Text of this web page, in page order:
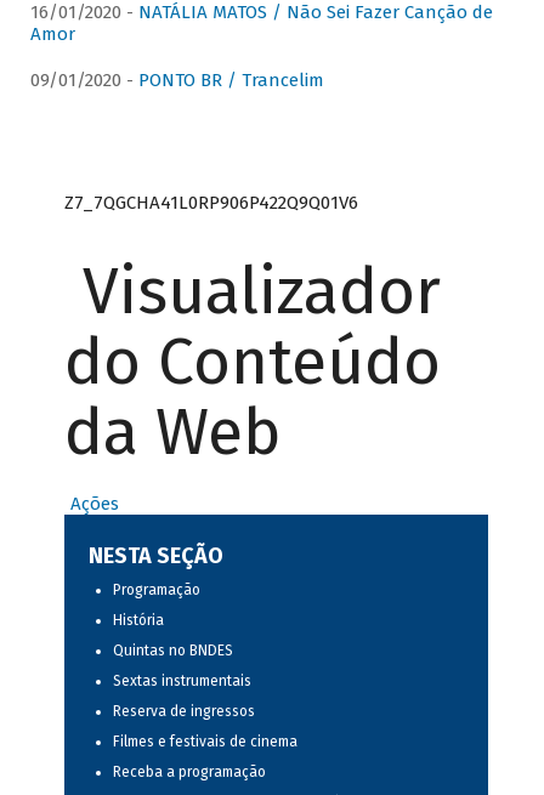
16/01/2020 - NATÁLIA MATOS / Não Sei Fazer Canção de
Amor
09/01/2020 - PONTO BR / Trancelim
Z7_7QGCHA41L0RP906P422Q9Q01V6
Visualizador
do Conteúdo
da Web
Ações
NESTA SEÇÃO
Programação
História
Quintas no BNDES
Sextas instrumentais
Reserva de ingressos
Filmes e festivais de cinema
Receba a programação